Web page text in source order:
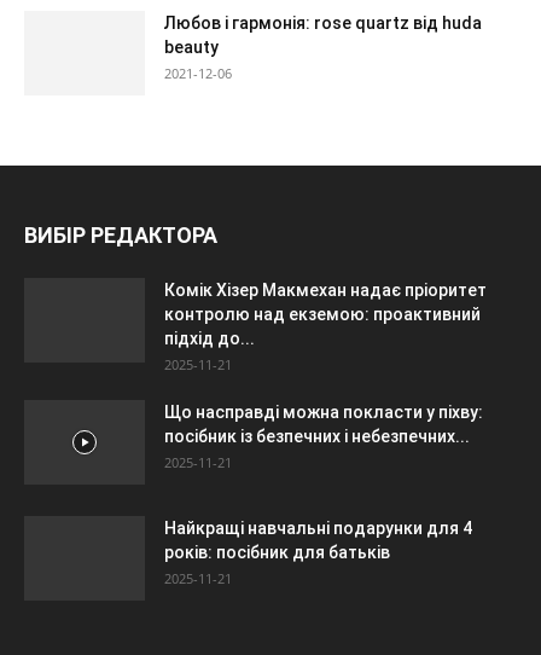
Любов і гармонія: rose quartz від huda
beauty
2021-12-06
ВИБІР РЕДАКТОРА
Комік Хізер Макмехан надає пріоритет
контролю над екземою: проактивний
підхід до...
2025-11-21
Що насправді можна покласти у піхву:
посібник із безпечних і небезпечних...
2025-11-21
Найкращі навчальні подарунки для 4
років: посібник для батьків
2025-11-21